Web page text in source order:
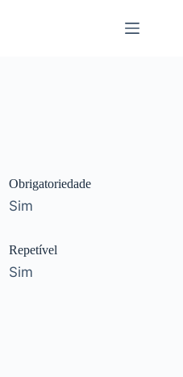
Obrigatoriedade
Sim
Repetível
Sim